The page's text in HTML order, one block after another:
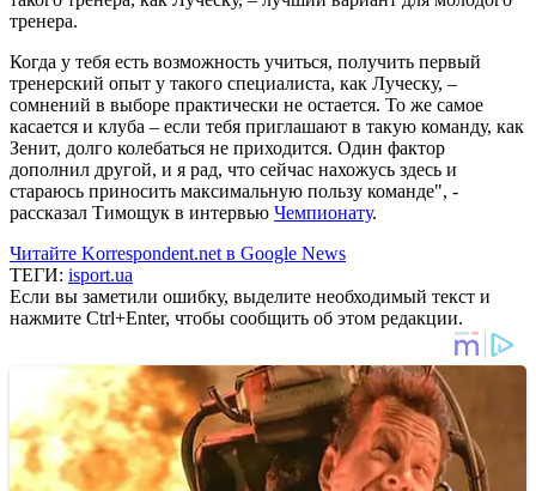
тренера.
Когда у тебя есть возможность учиться, получить первый
тренерский опыт у такого специалиста, как Луческу, –
сомнений в выборе практически не остается. То же самое
касается и клуба – если тебя приглашают в такую команду, как
Зенит, долго колебаться не приходится. Один фактор
дополнил другой, и я рад, что сейчас нахожусь здесь и
стараюсь приносить максимальную пользу команде", -
рассказал Тимощук в интервью Чемпионату.
Читайте Korrespondent.net в Google News
ТЕГИ: isport.ua
Если вы заметили ошибку, выделите необходимый текст и
нажмите Ctrl+Enter, чтобы сообщить об этом редакции.